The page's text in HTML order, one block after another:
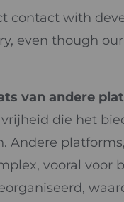
contact with
even though
van andere
die het
vooral voor